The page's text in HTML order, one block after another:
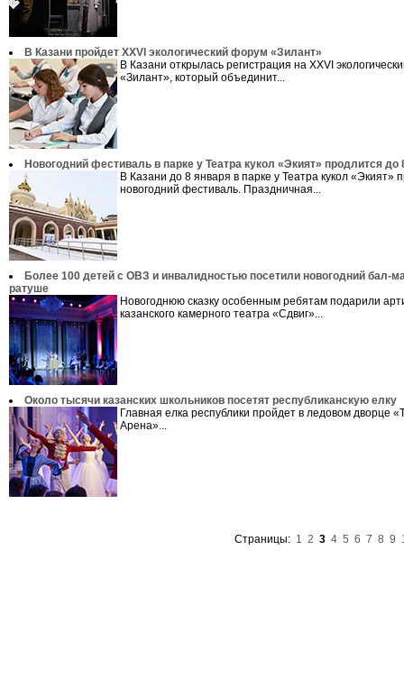
В Казани пройдет XXVI экологический форум «Зилант»
В Казани открылась регистрация на XXVI
«Зилант», который объединит...
Новогодний фестиваль в парке у Театра кукол «Экият» продлится до
В Казани до 8 января в парке у Театра кукол «Экият»
новогодний фестиваль. Праздничная...
Более 100 детей с ОВЗ и инвалидностью посетили новогодний бал-
ратуше
Новогоднюю сказку особенным ребятам подарили
казанского камерного театра «Сдвиг»...
Около тысячи казанских школьников посетят республиканскую елку
Главная елка республики пройдет в ледовом дворце
Арена»...
Страницы: 1 2 3 4 5 6 7 8 9